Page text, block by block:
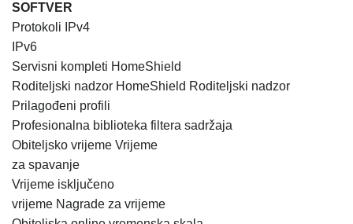
SOFTVER
Protokoli IPv4
IPv6
Servisni kompleti HomeShield
Roditeljski nadzor HomeShield Roditeljski nadzor
Prilagođeni profili
Profesionalna biblioteka filtera sadržaja
Obiteljsko vrijeme Vrijeme
za spavanje
Vrijeme isključeno
vrijeme Nagrade za vrijeme